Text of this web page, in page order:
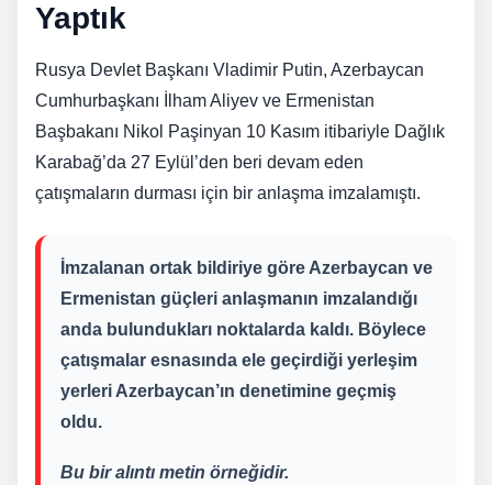
Yaptık
Rusya Devlet Başkanı Vladimir Putin, Azerbaycan
Cumhurbaşkanı İlham Aliyev ve Ermenistan
Başbakanı Nikol Paşinyan 10 Kasım itibariyle Dağlık
Karabağ’da 27 Eylül’den beri devam eden
çatışmaların durması için bir anlaşma imzalamıştı.
İmzalanan ortak bildiriye göre Azerbaycan ve
Ermenistan güçleri anlaşmanın imzalandığı
anda bulundukları noktalarda kaldı. Böylece
çatışmalar esnasında ele geçirdiği yerleşim
yerleri Azerbaycan’ın denetimine geçmiş
oldu.
Bu bir alıntı metin örneğidir.